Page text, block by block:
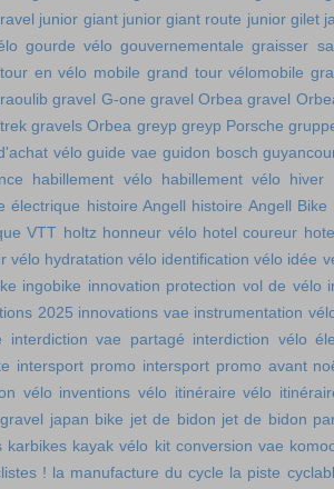
junior giant junior giant route junior gilet
gourde vélo gouvernementale graisser
en vélo mobile grand tour vélomobile
gravel G-one gravel Orbea gravel
gravels Orbea greyp greyp Porsche
vélo guide vae guidon bosch
habillement vélo habillement vélo hiver
électrique histoire Angell histoire Angell Bike
VTT holtz honneur vélo hotel coureur
vélo hydratation vélo identification vélo idée
ingobike innovation protection vol de vélo
2025 innovations vae instrumentation
interdiction vae partagé interdiction vélo
intersport promo intersport promo avant
vélo inventions vélo itinéraire vélo
japan bike jet de bidon jet de bidon
karbikes kayak vélo kit conversion vae
! la manufacture du cycle la piste